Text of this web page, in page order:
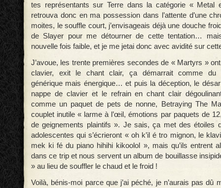
tes représentants sur Terre dans la catégorie « Metal
retrouva donc en ma possession dans l’attente d’une
moites, le souffle court, j’envisageais déjà une douche
de Slayer pour me détourner de cette tentation…
nouvelle fois faible, et je me jetai donc avec avidité sur
J’avoue, les trente premières secondes de « Martyrs »
clavier, exit le chant clair, ça démarrait comme du
générique mais énergique… et puis la déception, le
nappe de clavier et le refrain en chant clair
comme un paquet de pets de nonne, Betraying The
couplet inutile « larme à l’œil, émotions par paquets de
de geignements plaintifs ». Je sais, ça met des étoiles
adolescentes qui s’écrieront « oh k’il é tro mignon, le
mek ki fé du piano hihihi kikoolol », mais qu’ils entrent
dans ce trip et nous servent un album de bouillasse
» au lieu de souffler le chaud et le froid !
Voilà, bénis-moi parce que j’ai péché, je n’aurais pas dû